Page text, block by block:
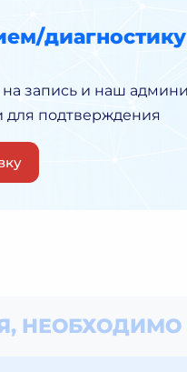
на запись и наш
для подтверждения
НЕОБХОДИМО